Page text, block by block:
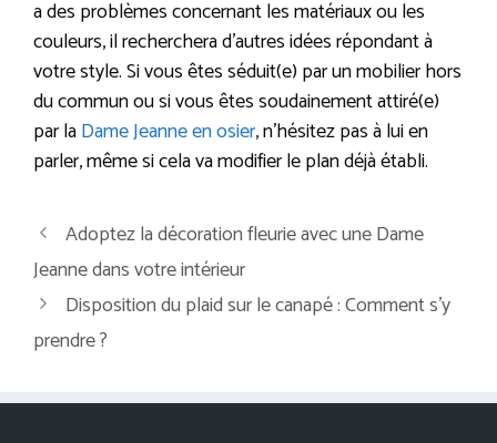
a des problèmes concernant les matériaux ou les
couleurs, il recherchera d’autres idées répondant à
votre style. Si vous êtes séduit(e) par un mobilier hors
du commun ou si vous êtes soudainement attiré(e)
par laDame Jeanne en osier, n’hésitez pas à lui en
parler, même si cela va modifier le plan déjà établi.
Adoptez la décoration fleurie avec une Dame
Jeanne dans votre intérieur
Disposition du plaid sur le canapé : Comment s’y
prendre ?